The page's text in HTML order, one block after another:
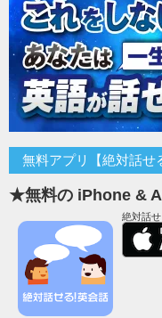
無料アプリ【絶対話せ
★無料の iPhone &
絶対話